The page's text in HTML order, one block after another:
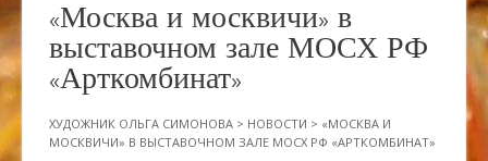
«Москва и москвичи» в
выставочном зале МОСХ РФ
«Арткомбинат»
ХУДОЖНИК ОЛЬГА СИМОНОВА > НОВОСТИ > «МОСКВА И
МОСКВИЧИ» В ВЫСТАВОЧНОМ ЗАЛЕ МОСХ РФ «АРТКОМБИНАТ»